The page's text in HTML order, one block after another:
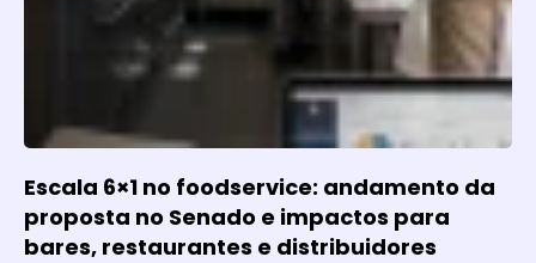
Escala 6×1 no foodservice: andamento da
proposta no Senado e impactos para
bares, restaurantes e distribuidores